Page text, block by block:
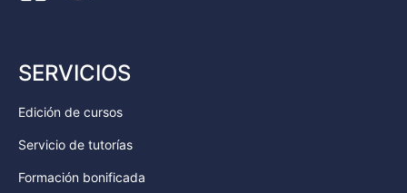
SERVICIOS
Edición de cursos
Servicio de tutorías
Formación bonificada